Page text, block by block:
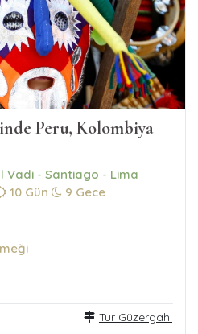
Peru, Kolombiya
Vadi - Santiago - Lima
10 Gün 9 Gece
Tur Güzergahı